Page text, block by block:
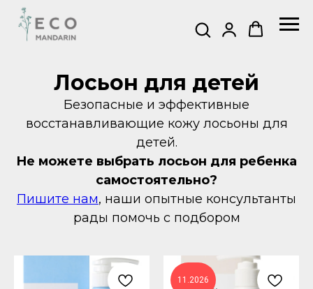
Лосьон для детей
Безопасные и эффективные
восстанавливающие кожу лосьоны для
детей.
Не можете выбрать лосьон для ребенка
самостоятельно?
Пишите нам, наши опытные консультанты
рады помочь с подбором
11.2026